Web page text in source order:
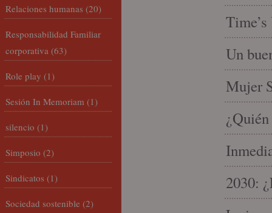
Un
Mujer
2030:
Relaciones humanas (20)
Responsabilidad Familiar
corporativa (63)
Role play (1)
Sesión In Memoriam (1)
silencio (1)
Simposio (2)
Sindicatos (1)
Sociedad sostenible (2)